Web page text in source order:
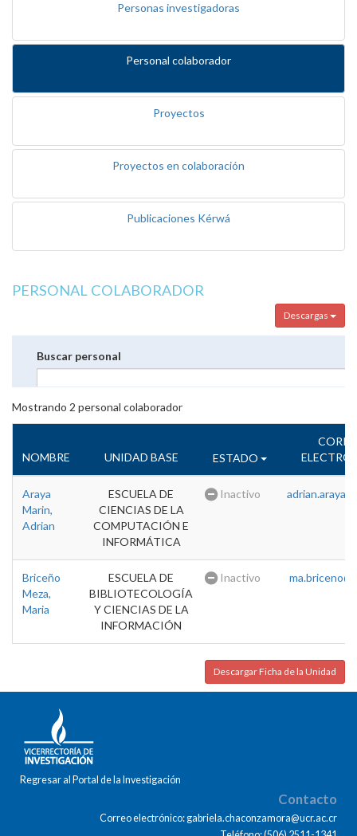
Personas investigadoras
Personal colaborador
Proyectos
Proyectos en colaboración
Publicaciones Kérwá
PERSONAL COLABORADOR
Descargas
Buscar personal
Mostrando 2 personal colaborador
NOMBRE UNIDAD BASE ESTADO
Araya
Marin,
Adrian
ESCUELA DE
CIENCIAS DE LA
COMPUTACIÓN E
INFORMÁTICA
Inactivo
Briceño
Meza,
Maria
ESCUELA DE
BIBLIOTECOLOGÍA
Y CIENCIAS DE LA
INFORMACIÓN
Inactivo
Descargar Ficha de la Unidad
Regresar al Portal de la Investigación
Contacto
Correo electrónico: gabriela.chaconzamora@ucr.ac.cr